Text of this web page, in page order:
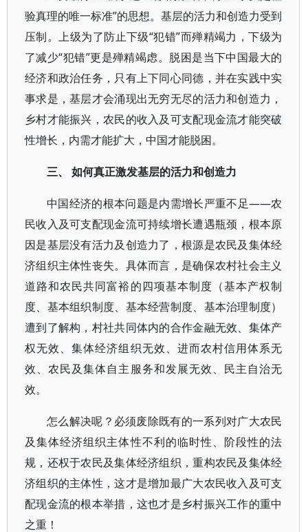
验真理的唯一标准”的思想。基层的活力和创造力受到
压制。上级为了防止下级“犯错”而殚精竭力，下级为
了减少“犯错”更是殚精竭虑。脱困是当下中国最大的
经济和政治任务，只有上下同心同德，并在实践中实
事求是，基层才会涌现出无穷无尽的活力和创造力，
乡村才能振兴，农民的收入及可支配现金流才能突破
性增长，内需才能扩大，中国才能脱困。
三、 如何真正激发基层的活力和创造力
中国经济的根本问题是内需增长严重不足——农
民收入及可支配现金流可持续增长遭遇瓶颈，根本原
因是基层没有活力及创造力了，根源是农民及集体经
济组织主体性丧失。具体而言，是确保农村社会主义
道路和农民共同富裕的四项基本制度（基本产权制
度、基本组织制度、基本经营制度、基本治理制度）
遭到了解构，村社共同体内的合作金融无效、集体产
权无效、集体经济组织无效、进而农村信用体系无
效、农民及集体自主服务和发展无效、民主自治无
效。
怎么解决呢？必须废除既有的一系列对广大农民
及集体经济组织主体性不利的临时性、阶段性的法
规，还权于农民及集体经济组织，重构农民及集体经
济组织的主体性，这才是增加最广大农民收入及可支
配现金流的根本举措，这也才是乡村振兴工作的重中
之重！